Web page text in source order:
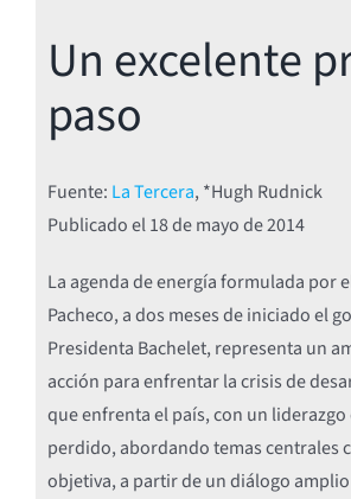
Un excelente
paso
Fuente: La Tercera, *Hugh Rudnick
Publicado el 18de mayo de 2014
La agenda de energía formulada por
Pacheco, a dos meses de iniciado el
Presidenta Bachelet, representa un
acción para enfrentar la crisis de
que enfrenta el país, con un liderazgo
perdido, abordando temas centrales
objetiva, a partir de un diálogo